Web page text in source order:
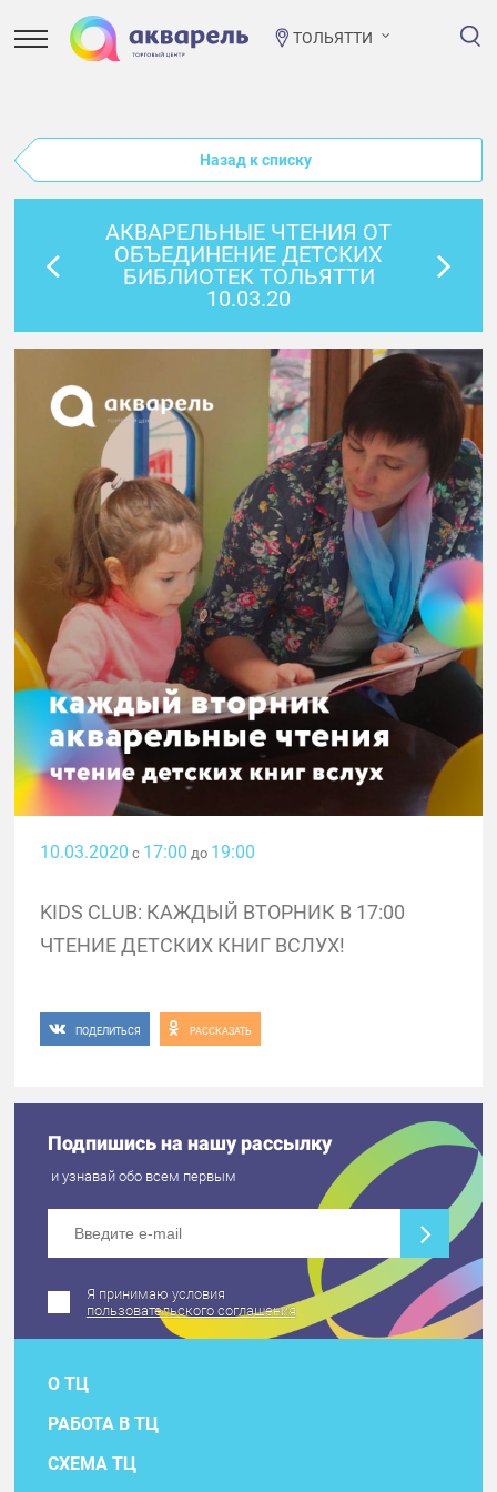
ТОЛЬЯТТИ
Назад к списку
АКВАРЕЛЬНЫЕ ЧТЕНИЯ ОТ
ОБЪЕДИНЕНИЕ ДЕТСКИХ
БИБЛИОТЕК ТОЛЬЯТТИ
10.03.20
10.03.2020 с 17:00 до 19:00
KIDS CLUB: КАЖДЫЙ ВТОРНИК В 17:00
ЧТЕНИЕ ДЕТСКИХ КНИГ ВСЛУХ!
ПОДЕЛИТЬСЯ РАССКАЗАТЬ
Подпишись на нашу рассылку
и узнавай обо всем первым
Я принимаю условия
пользовательского соглашения
О ТЦ
РАБОТА В ТЦ
СХЕМА ТЦ